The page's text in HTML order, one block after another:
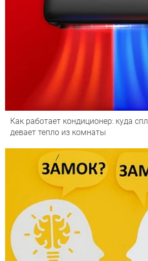
Как работает кондиционер: куда
девает тепло из комнаты